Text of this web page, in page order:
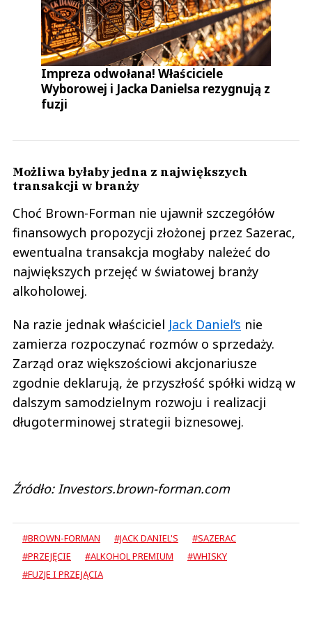
Impreza odwołana! Właściciele
Wyborowej i Jacka Danielsa rezygnują z
fuzji
Możliwa byłaby jedna z największych
transakcji w branży
Choć Brown-Forman nie ujawnił szczegółów
finansowych propozycji złożonej przez Sazerac,
ewentualna transakcja mogłaby należeć do
największych przejęć w światowej branży
alkoholowej.
Na razie jednak właściciel Jack Daniel‘s nie
zamierza rozpoczynać rozmów o sprzedaży.
Zarząd oraz większościowi akcjonariusze
zgodnie deklarują, że przyszłość spółki widzą w
dalszym samodzielnym rozwoju i realizacji
długoterminowej strategii biznesowej.
Źródło: Investors.brown-forman.com
#BROWN-FORMAN #JACK DANIEL'S
#SAZERAC
#PRZEJĘCIE
#ALKOHOL PREMIUM
#WHISKY
#FUZJE I PRZEJĄCIA